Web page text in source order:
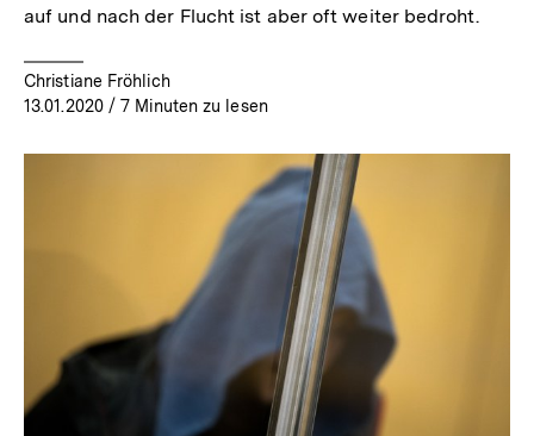
auf und nach der Flucht ist aber oft weiter bedroht.
Christiane Fröhlich
13.01.2020/ 7 Minuten zu lesen